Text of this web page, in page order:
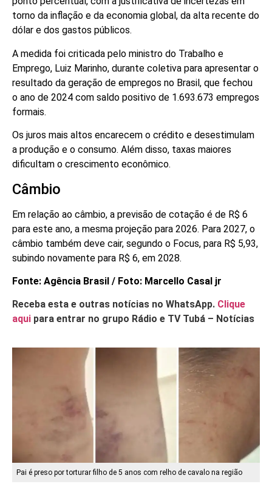
torno da inflação e da economia global, da alta recente do
dólar e dos gastos públicos.
A medida foi criticada pelo ministro do Trabalho e
Emprego, Luiz Marinho, durante coletiva para apresentar o
resultado da geração de empregos no Brasil, que fechou
o ano de 2024 com saldo positivo de 1.693.673 empregos
formais.
Os juros mais altos encarecem o crédito e desestimulam
a produção e o consumo. Além disso, taxas maiores
dificultam o crescimento econômico.
Câmbio
Em relação ao câmbio, a previsão de cotação é de R$ 6
para este ano, a mesma projeção para 2026. Para 2027, o
câmbio também deve cair, segundo o Focus, para R$ 5,93,
subindo novamente para R$ 6, em 2028.
Fonte: Agência Brasil / Foto: Marcello Casal jr
Receba esta e outras notícias no WhatsApp. Clique
aqui para entrar no grupo Rádio e TV Tubá – Notícias
Pai é preso por torturar filho de 5 anos com relho de cavalo na região